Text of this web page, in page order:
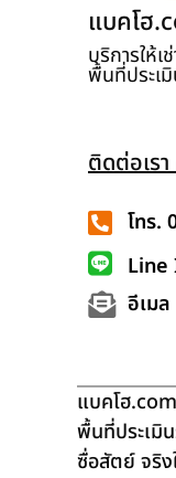
แบคโฮ
บริการให้
พื้นที่ประเ
ติดต่อเร
โทร.
Line
อีเม
แบคโฮ
พื้นที่ประเมิ
ซื่อสัตย์ จริง